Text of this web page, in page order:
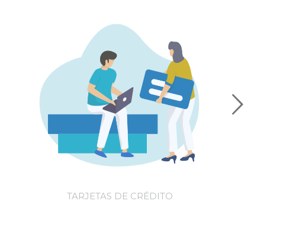
TARJETAS DE CRÉDITO